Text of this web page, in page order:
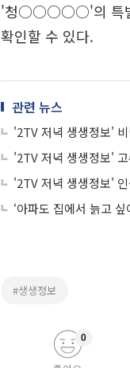
'청○○○○○'의 특별
확인할 수 있다.
관련 뉴스
'2TV 저녁 생생정보
‘아파도 집에서 늙고
#생생정보
0